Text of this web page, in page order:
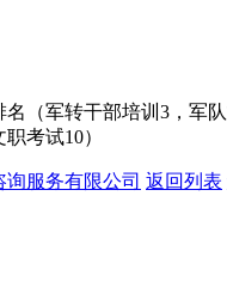
名（军转干部培训3，军
考试10）
服务有限公司 返回列表